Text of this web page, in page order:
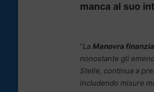
manca al suo
“La Manovra
nonostante gli
Stelle, continua a
includendo misure